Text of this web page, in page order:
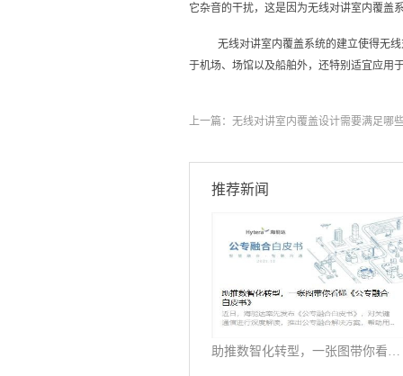
它杂音的干扰，这是因为无线对讲室内覆盖
无线对讲室内覆盖系统的建立使得无
于机场、场馆以及船舶外，还特别适宜应用
上一篇： 无线对讲室内覆盖设计需要满足哪
推荐新闻
助推数智化转型，一张图带你看懂《公专融合白皮书》